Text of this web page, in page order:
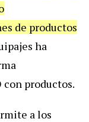
de productos
ha
productos.
a los